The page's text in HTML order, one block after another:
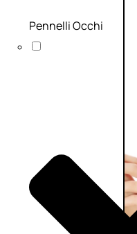
Pennelli Occhi